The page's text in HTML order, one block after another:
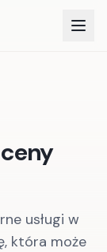
usługi w
która może